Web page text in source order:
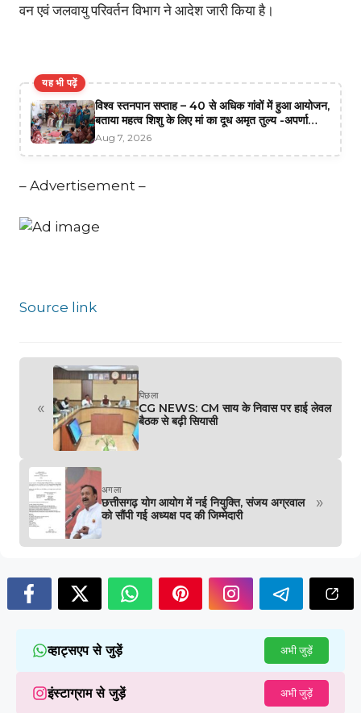
वन एवं जलवायु परिवर्तन विभाग ने आदेश जारी किया है।
यह भी पढ़ें
विश्व स्तनपान सप्ताह – 40 से अधिक गांवों में हुआ आयोजन,
बताया महत्व शिशु के लिए मां का दूध अमृत तुल्य -अपर्णा
श्रीवास्तव
Aug 7, 2026
– Advertisement –
Source link
«
पिछला
CG NEWS: CM साय के निवास पर हाई लेवल
बैठक से बढ़ी सियासी
अगला
छत्तीसगढ़ योग आयोग में नई नियुक्ति, संजय अग्रवाल
को सौंपी गई अध्यक्ष पद की जिम्मेदारी
»
व्हाट्सएप से जुड़ें अभी जुड़ें
इंस्टाग्राम से जुड़ें अभी जुड़ें